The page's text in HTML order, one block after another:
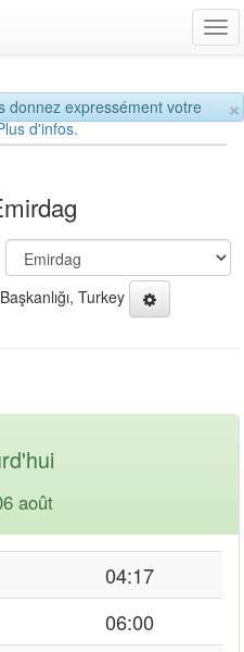
×
donnez expressément votre
d'infos.
Turkey
août
04:17
06:00